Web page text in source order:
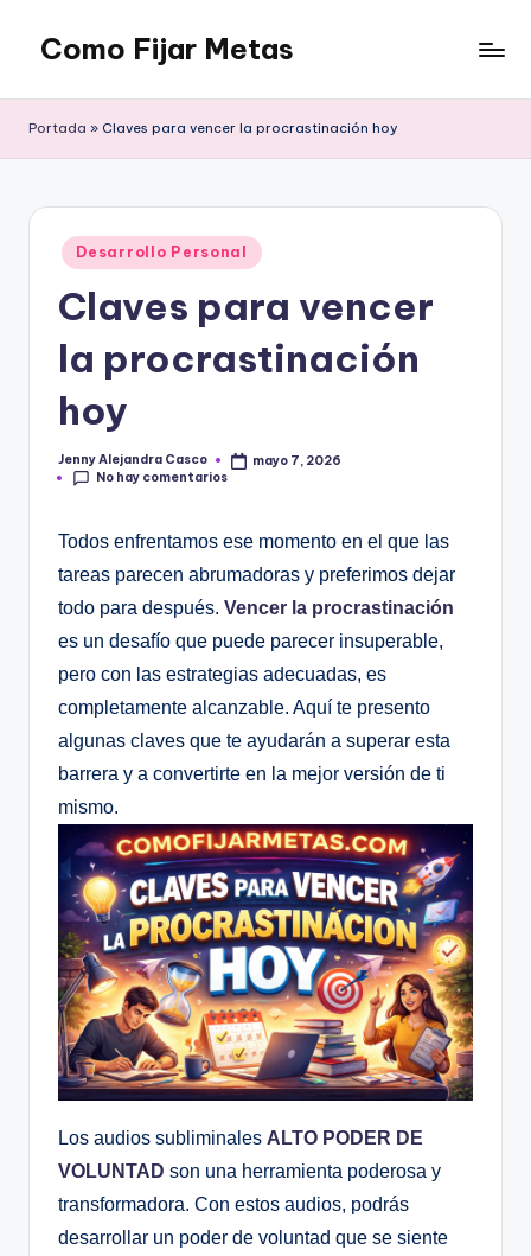
Saltar
contenido
Como Fijar Metas
establecer
Portada » Claves para vencer la procrastinación hoy
Publicado
en
Desarrollo Personal
Claves para vencer
la procrastinación
hoy
Publicado
por
Jenny Alejandra Casco
mayo 7, 2026
No hay comentarios
Todos enfrentamos ese momento en el que las
tareas parecen abrumadoras y preferimos dejar
todo para después. Vencer la procrastinación
es un desafío que puede parecer insuperable,
pero con las estrategias adecuadas, es
completamente alcanzable. Aquí te presento
algunas claves que te ayudarán a superar esta
barrera y a convertirte en la mejor versión de ti
mismo.
Los audios subliminales ALTO PODER DE
VOLUNTAD son una herramienta poderosa y
transformadora. Con estos audios, podrás
desarrollar un poder de voluntad que se siente